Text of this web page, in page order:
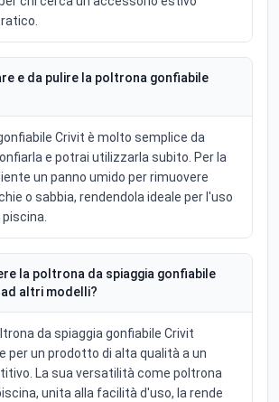
e da pulire la poltrona gonfiabile
Crivit è molto semplice da
e potrai utilizzarla subito. Per la
un panno umido per rimuovere
o sabbia, rendendola ideale per l'uso
piscina.
la poltrona da spiaggia gonfiabile
altri modelli?
da spiaggia gonfiabile Crivit
per un prodotto di alta qualità a un
La sua versatilità come poltrona
unita alla facilità d'uso, la rende